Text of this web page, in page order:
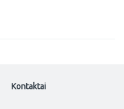
Kontaktai